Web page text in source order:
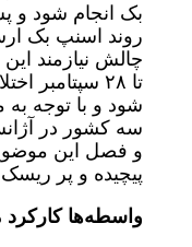
بک انجام شود و
روند اسنپ بک
چالش نیازمند
تا ۲۸ سپتامبر
شود و با توجه به
سه کشور در
و فصل این موضوع
پیچیده و پر
واسطه‌ها کارکرد